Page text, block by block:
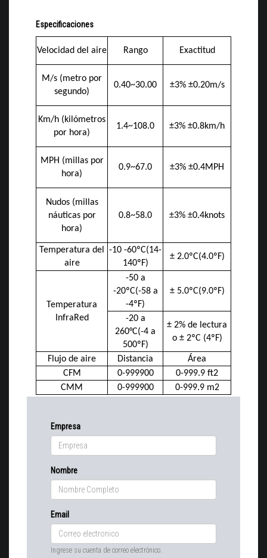
Especificaciones
Velocidad del aire Rango Exactitud
M/s (metro por
segundo)
0.40~30.00 ±3% ±0.20m/s
Km/h (kilómetros
por hora)
1.4~108.0 ±3% ±0.8km/h
MPH (millas por
hora)
0.9~67.0 ±3% ±0.4MPH
Nudos (millas
náuticas por
hora)
0.8~58.0 ±3% ±0.4knots
Temperatura del
aire
-10 -60ºC(14-
140ºF)
± 2.0ºC(4.0ºF)
Temperatura
InfraRed
-50 a
-20ºC(-58 a
-4ºF)
± 5.0ºC(9.0ºF)
-20 a
260°C(-4 a
500ºF)
± 2% de lectura
o ± 2ºC (4ºF)
Flujo de aire Distancia
Área
CFM
0-999900
0-999.9 ft2
CMM
0-999900 0-999.9 m2
Empresa
Nombre
Email
Ingrese su cuenta de correo electrónico.